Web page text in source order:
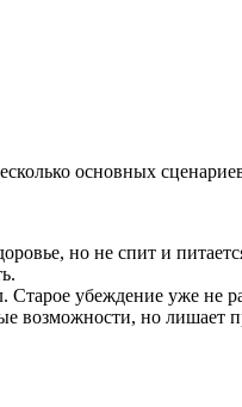
основных
но не спит и
убеждение уже не
возможности, но лишает